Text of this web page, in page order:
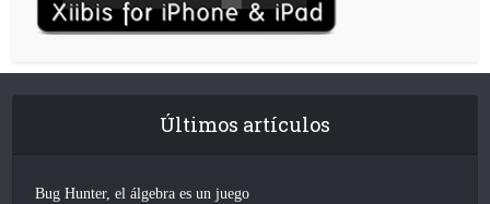
Últimos artículos
Bug Hunter, el álgebra es un juego